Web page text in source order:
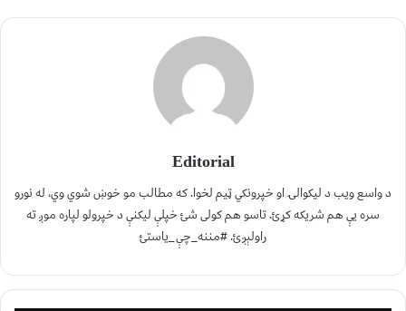
Editorial
د واسع ویب د لیکوالۍ او خپرونکي ټیم لخوا. که مطالب مو خوښ شوي وي، له نورو
سره یې هم شریکه کړئ. تاسو هم کولی شئ خپلې لیکنې د خپرولو لپاره موږ ته
راولېږئ. #مننه_چې_یاستئ